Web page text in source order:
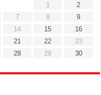
1
2
7 8
9
14 15
16
21 22
23
28 29
30